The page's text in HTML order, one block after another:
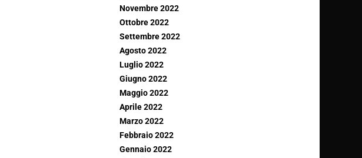
Novembre 2022
Ottobre 2022
Settembre 2022
Agosto 2022
Luglio 2022
Giugno 2022
Maggio 2022
Aprile 2022
Marzo 2022
Febbraio 2022
Gennaio 2022